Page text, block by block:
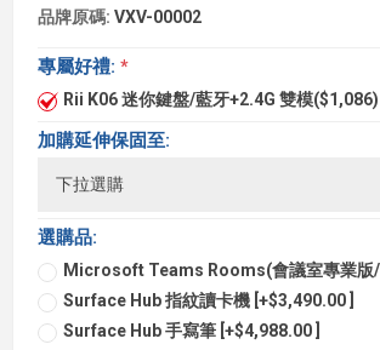
品牌原碼: VXV-00002
專屬好禮: *
Rii K06 迷你鍵盤/藍牙+2.4G 雙模($1,086)
加購延伸保固至:
選購品:
Microsoft Teams Rooms(會議室專業版/
Surface Hub 指紋讀卡機 [+$3,490.00 ]
Surface Hub 手寫筆 [+$4,988.00 ]